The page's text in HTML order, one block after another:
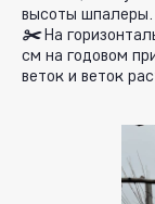
высоты шпалеры.
✂️На
см на годовом
веток и веток